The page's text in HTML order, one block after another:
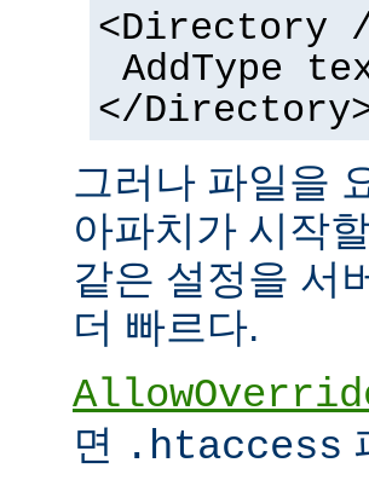
<Directory /
AddType
</
그러나 파일을
아파치가 시작
같은 설정을 서
더 빠르다.
면 .htaccess